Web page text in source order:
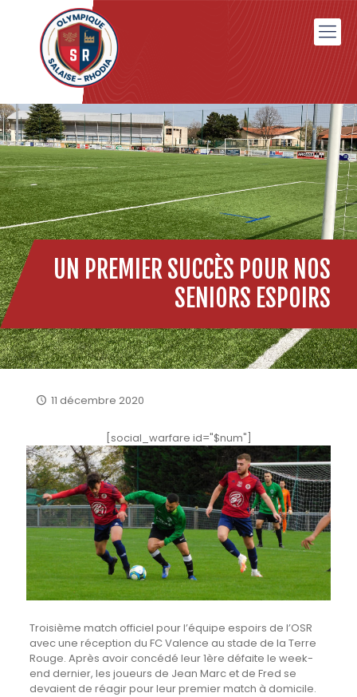
UN PREMIER SUCCÈS POUR NOS
SENIORS ESPOIRS
11 décembre 2020
[social_warfare id="$num"]
Troisième match officiel pour l’équipe espoirs de l’OSR
avec une réception du FC Valence au stade de la Terre
Rouge. Après avoir concédé leur 1ère défaite le week-
end dernier, les joueurs de Jean Marc et de Fred se
devaient de réagir pour leur premier match à domicile.